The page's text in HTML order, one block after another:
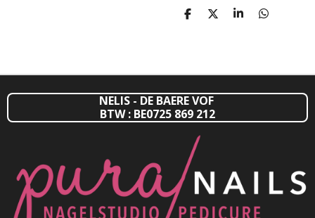
D
D
S
D
NELIS - DE BAERE VOF
BTW : BE0725 869 212